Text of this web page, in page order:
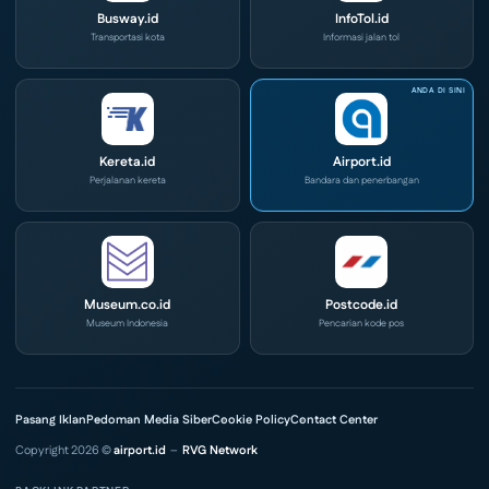
Busway.id
Transportasi kota
InfoTol.id
Informasi jalan tol
Kereta.id
Perjalanan kereta
Airport.id
Bandara dan penerbangan
Museum.co.id
Museum Indonesia
Postcode.id
Pencarian kode pos
Pasang IklanPedoman Media SiberCookie PolicyContact Center
Copyright 2026 ©airport.id – RVG Network